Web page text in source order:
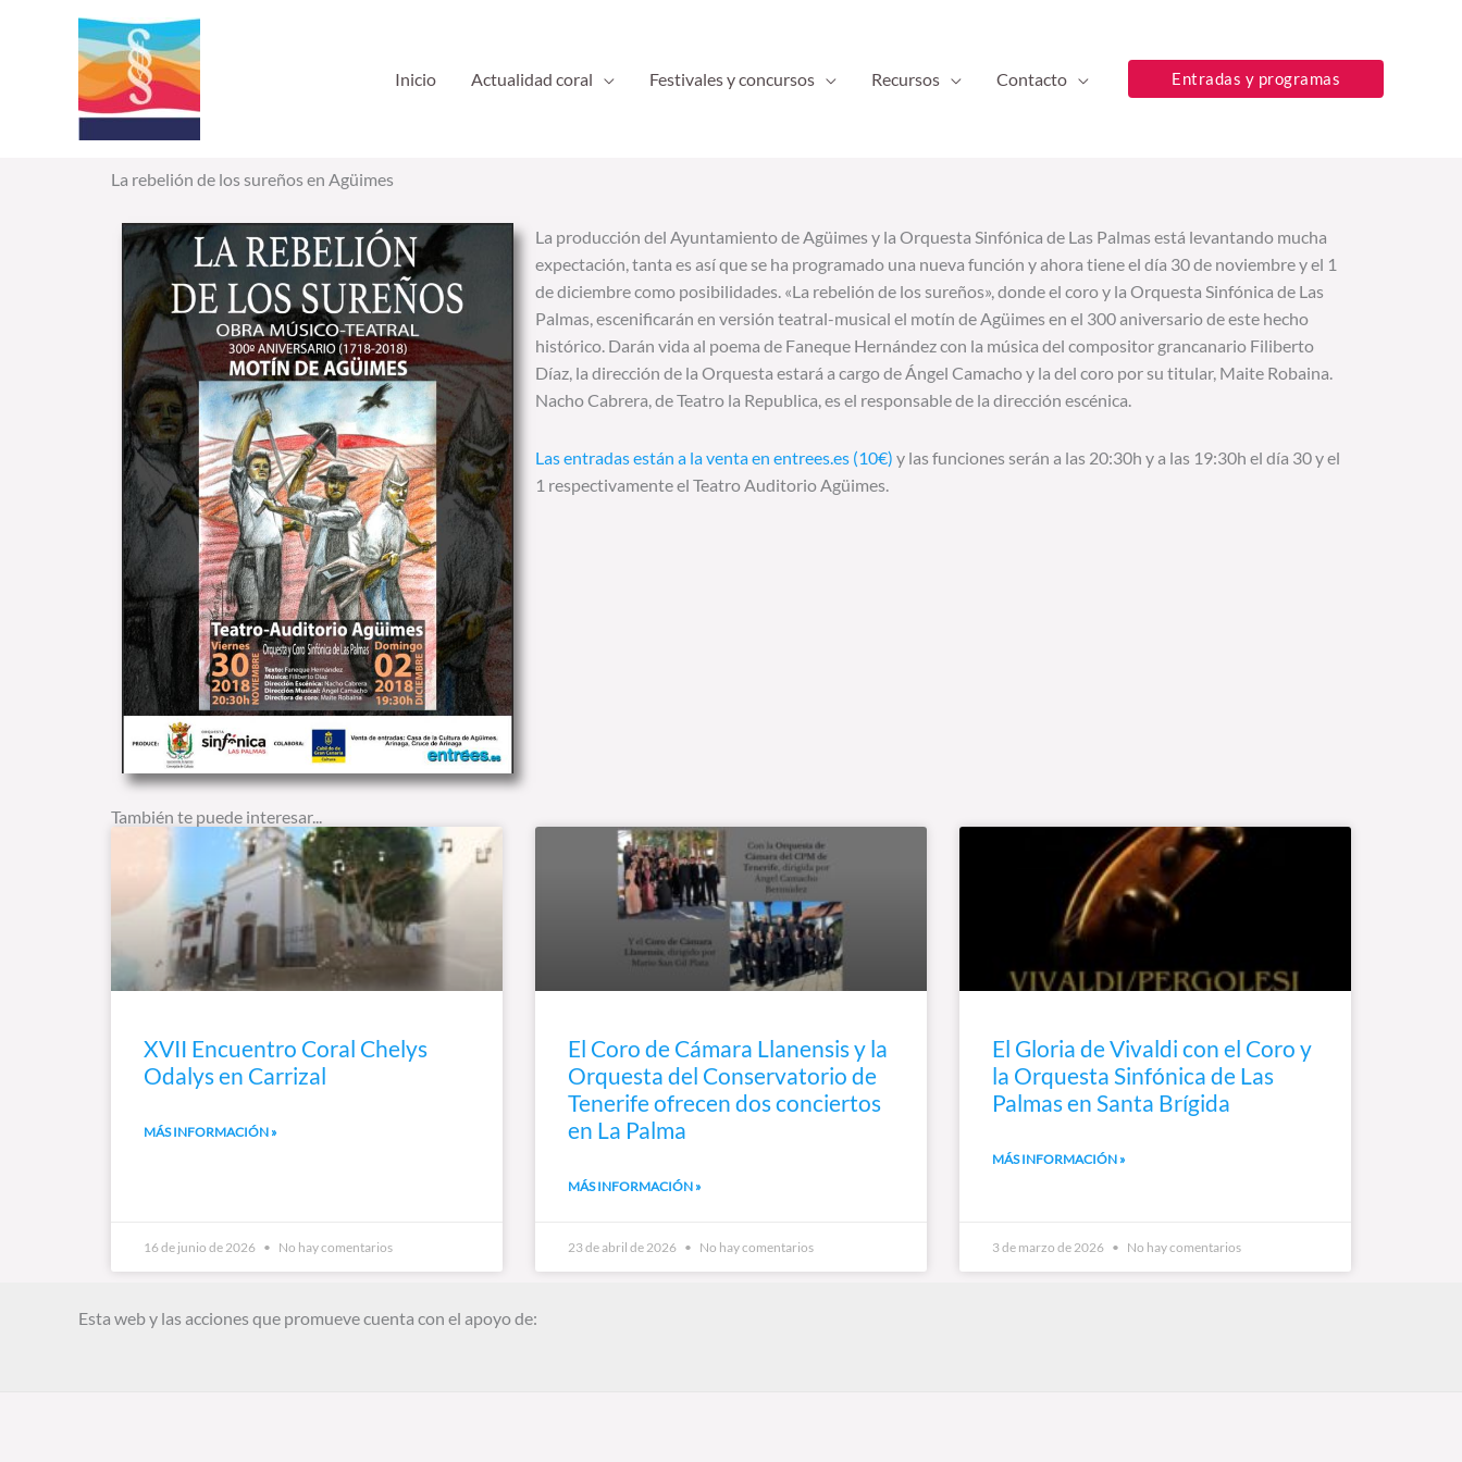
Inicio Actualidad coral Festivales y concursos Recursos Contacto Entradas y programas
La rebelión de los sureños en Agüimes
La producción del Ayuntamiento de Agüimes y la Orquesta Sinfónica de Las Palmas está levantando mucha
expectación, tanta es así que se ha programado una nueva función y ahora tiene el día 30 de noviembre y el 1
de diciembre como posibilidades. «La rebelión de los sureños», donde el coro y la Orquesta Sinfónica de Las
Palmas, escenificarán en versión teatral-musical el motín de Agüimes en el 300 aniversario de este hecho
histórico. Darán vida al poema de Faneque Hernández con la música del compositor grancanario Filiberto
Díaz, la dirección de la Orquesta estará a cargo de Ángel Camacho y la del coro por su titular, Maite Robaina.
Nacho Cabrera, de Teatro la Republica, es el responsable de la dirección escénica.
Las entradas están a la venta en entrees.es (10€) y las funciones serán a las 20:30h y a las 19:30h el día 30 y el
1 respectivamente el Teatro Auditorio Agüimes.
También te puede interesar...
XVII Encuentro Coral Chelys
Odalys en Carrizal
MÁS INFORMACIÓN »
16 de junio de 2026 No hay comentarios
El Coro de Cámara Llanensis y la
Orquesta del Conservatorio de
Tenerife ofrecen dos conciertos
en La Palma
MÁS INFORMACIÓN »
23 de abril de 2026 No hay comentarios
El Gloria de Vivaldi con el Coro y
la Orquesta Sinfónica de Las
Palmas en Santa Brígida
MÁS INFORMACIÓN »
3 de marzo de 2026 No hay comentarios
Esta web y las acciones que promueve cuenta con el apoyo de: